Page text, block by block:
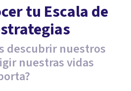
tu Escala de
descubrir nuestros
nuestras vidas